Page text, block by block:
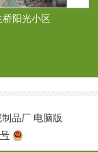
桥阳光小区
品厂 电脑版